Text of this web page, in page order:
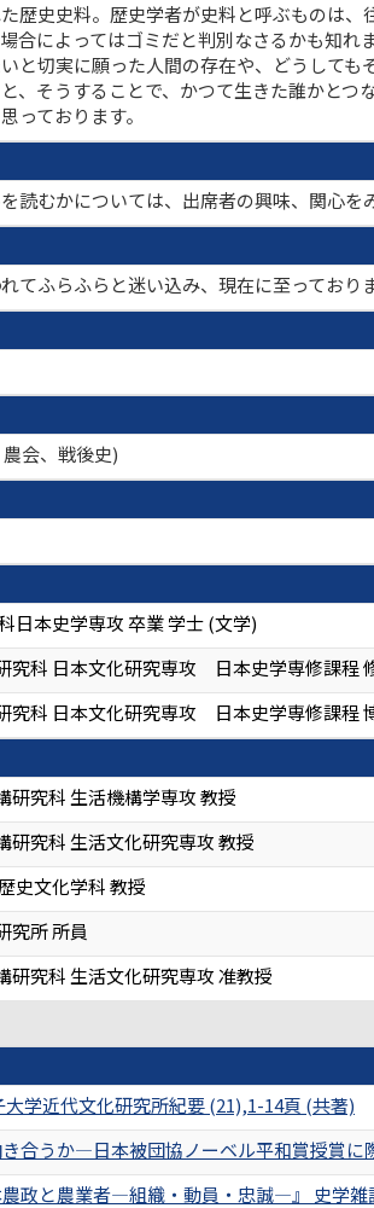
歴史史料。歴史学者が史料と呼ぶものは
合によってはゴミだと判別なさるかも知
と切実に願った人間の存在や、どうして
、そうすることで、かつて生きた誰かと
っております。
むかについては、出席者の興味、関心を
ふらふらと迷い込み、現在に至っておりま
会、戦後史)
日本史学専攻 卒業 学士 (文学)
究科 日本文化研究専攻 日本史学専修課程
究科 日本文化研究専攻 日本史学専修課程
研究科 生活機構学専攻 教授
研究科 生活文化研究専攻 教授
史文化学科 教授
究所 所員
研究科 生活文化研究専攻 准教授
学近代文化研究所紀要 (21),1-14頁 (共著)
合うか―日本被団協ノーベル平和賞授賞
政と農業者―組織・動員・忠誠―』 史学雑